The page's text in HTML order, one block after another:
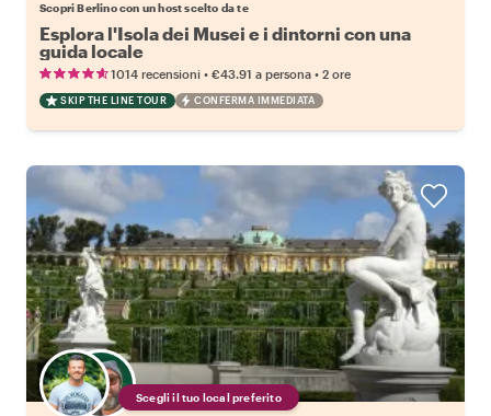
Scopri Berlino con un host scelto da te
Esplora l'Isola dei Musei e i dintorni con una
guida locale
1014 recensioni • €43.91 a persona • 2 ore
SKIP THE LINE TOUR CONFERMA IMMEDIATA
Scegli il tuo local preferito